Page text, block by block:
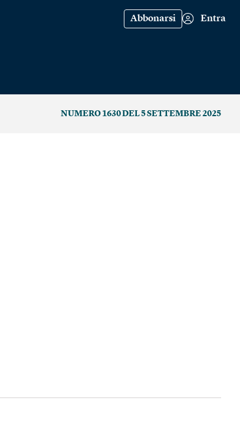
Abbonarsi Entra
NUMERO 1630 DEL 5 SETTEMBRE 2025